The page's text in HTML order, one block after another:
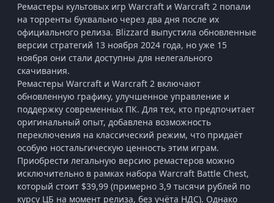
Ремастеры культовых игр Warcraft и Warcraft 2 попали
на торренты буквально через два дня после их
официального релиза. Blizzard выпустила обновленные
версии стратегий 13 ноября 2024 года, но уже 15
ноября они стали доступны для нелегального
скачивания.
Ремастеры Warcraft и Warcraft 2 включают
обновленную графику, улучшенное управление и
поддержку современных ПК. Для тех, кто предпочитает
оригинальный опыт, добавлена возможность
переключения на классический режим, что придаёт
особую ностальгическую ценность этим играм.
Приобрести легальную версию ремастеров можно
исключительно в рамках набора Warcraft Battle Chest,
который стоит $39,99 (примерно 3,9 тысячи рублей по
курсу ЦБ на момент релиза, без учёта НДС). Однако